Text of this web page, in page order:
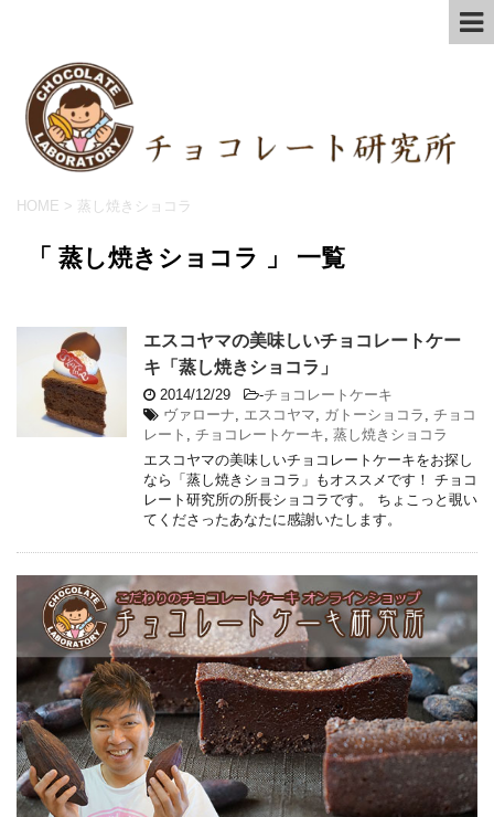
HOME > 蒸し焼きショコラ
「 蒸し焼きショコラ 」 一覧
エスコヤマの美味しいチョコレートケー
キ「蒸し焼きショコラ」
2014/12/29 -チョコレートケーキ
ヴァローナ
エスコヤマ ガトーショコラ
チョコ
レート
チョコレートケーキ 蒸し焼きショコラ
エスコヤマの美味しいチョコレートケーキをお探し
なら「蒸し焼きショコラ」もオススメです！ チョコ
レート研究所の所長ショコラです。 ちょこっと覗い
てくださったあなたに感謝いたします。